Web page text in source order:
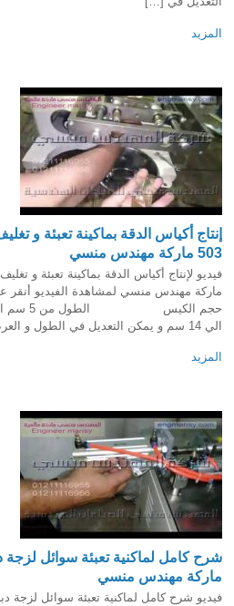
المزيد
إنتاج أكياس الدقة بماكينة تعبئة و
503 ماركة مهندس منسي
ماركة مهندس منسي لمشاهدة الفيديو أنقر
الي 14 سم و يمكن التعديل في الطول و العرض كمية المواد المعبئة […]
المزيد
ماركة مهندس منسي